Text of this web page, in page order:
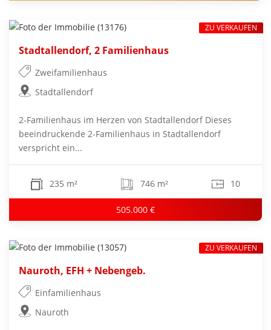
Stadtallendorf, 2 Familienhaus
Zweifamilienhaus
Stadtallendorf
2-Familienhaus im Herzen von Stadtallendorf Dieses
beeindruckende 2-Familienhaus in Stadtallendorf
verspricht ein...
235 m² 746 m² 10
505.000 €
ZU VERKAUFEN
Nauroth, EFH + Nebengeb.
Einfamilienhaus
Nauroth
ZU VERKAUFEN